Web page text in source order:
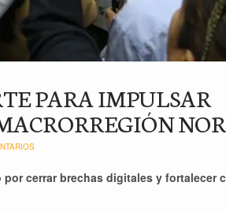
PARA IMPULSAR
cerrar brechas digitales y fortalecer